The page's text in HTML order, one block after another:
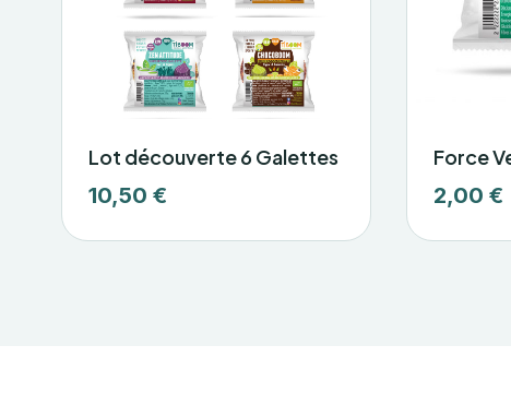
Lot découverte 6 Galettes
10,50 €
Force
2,00 €